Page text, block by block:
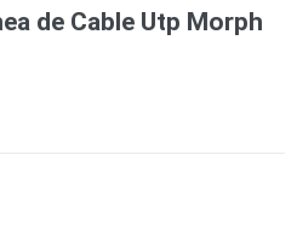
de Cable Utp Morph